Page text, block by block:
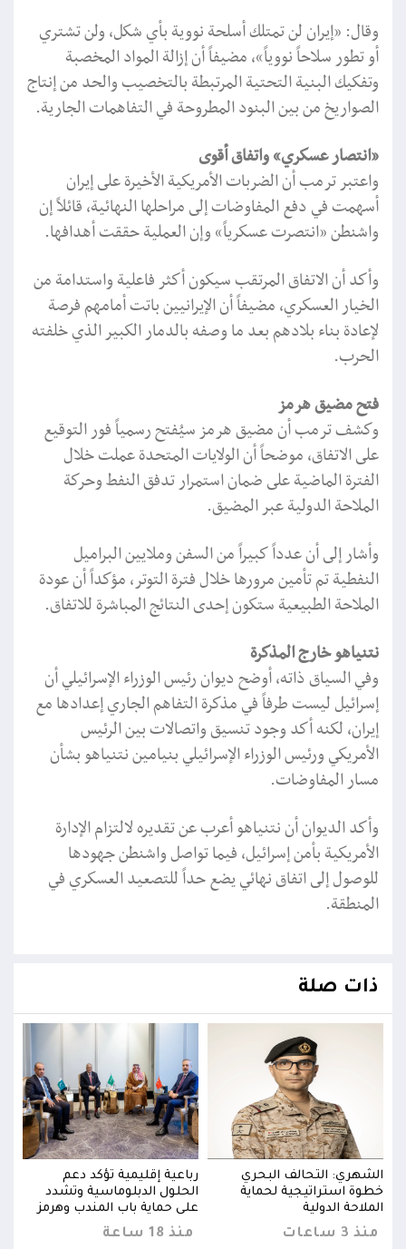
وقال: «إيران لن تمتلك أسلحة نووية بأي شكل، ولن تشتري
أو تطور سلاحاً نووياً»، مضيفاً أن إزالة المواد المخصبة
وتفكيك البنية التحتية المرتبطة بالتخصيب والحد من إنتاج
الصواريخ من بين البنود المطروحة في التفاهمات الجارية.
«انتصار عسكري» واتفاق أقوى
واعتبر ترمب أن الضربات الأمريكية الأخيرة على إيران
أسهمت في دفع المفاوضات إلى مراحلها النهائية، قائلاً إن
واشنطن «انتصرت عسكرياً» وإن العملية حققت أهدافها.
وأكد أن الاتفاق المرتقب سيكون أكثر فاعلية واستدامة من
الخيار العسكري، مضيفاً أن الإيرانيين باتت أمامهم فرصة
لإعادة بناء بلادهم بعد ما وصفه بالدمار الكبير الذي خلفته
الحرب.
فتح مضيق هرمز
وكشف ترمب أن مضيق هرمز سيُفتح رسمياً فور التوقيع
على الاتفاق، موضحاً أن الولايات المتحدة عملت خلال
الفترة الماضية على ضمان استمرار تدفق النفط وحركة
الملاحة الدولية عبر المضيق.
وأشار إلى أن عدداً كبيراً من السفن وملايين البراميل
النفطية تم تأمين مرورها خلال فترة التوتر، مؤكداً أن عودة
الملاحة الطبيعية ستكون إحدى النتائج المباشرة للاتفاق.
نتنياهو خارج المذكرة
وفي السياق ذاته، أوضح ديوان رئيس الوزراء الإسرائيلي أن
إسرائيل ليست طرفاً في مذكرة التفاهم الجاري إعدادها مع
إيران، لكنه أكد وجود تنسيق واتصالات بين الرئيس
الأمريكي ورئيس الوزراء الإسرائيلي بنيامين نتنياهو بشأن
مسار المفاوضات.
وأكد الديوان أن نتنياهو أعرب عن تقديره لالتزام الإدارة
الأمريكية بأمن إسرائيل، فيما تواصل واشنطن جهودها
للوصول إلى اتفاق نهائي يضع حداً للتصعيد العسكري في
المنطقة.
ذات صلة
الشهري: التحالف البحري
خطوة استراتيجية لحماية
الملاحة الدولية
منذ 3 ساعات
رباعية إقليمية تؤكد دعم
الحلول الدبلوماسية وتشدد
على حماية باب المندب وهرمز
منذ 18 ساعة